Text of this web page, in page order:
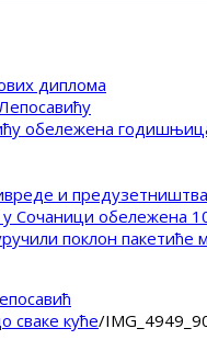
диплома
обележена
и
Сочаници обележена
поклон
сваке куће/